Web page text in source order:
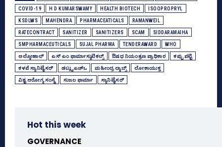
COVID-19 H D KUMARSWAMY HEALTH BIOTECH ISOOPROPRYL
KSDLWS MAHENDRA PHARMACEATICALS RAMANWEIL
RATECONTRACT SANITIZER SANITIZERS SCAM SIDDARAMAIHA
SMPHARMACEUTICALS SUJAL PHARMA TENDERAWARD WHO
ಆಲ್ಕೋಹಾಲ್‌ ಎಸ್‌ ಎಂ ಫಾರ್ಮಾಸ್ಯುಟಿಕಲ್ಸ್‌ ಔಷಧ ನಿಯಂತ್ರಣ ಪ್ರಾಧಿಕಾರ ಕಪ್ಪು ಪಟ್ಟಿ
ಕಳಪೆ ಸ್ಯಾನಿಟೈಸರ್‌ ಡಬ್ಲ್ಯುಎಚ್‌ಒ ಮಹೀಂದ್ರ ಲ್ಯಾಬ್ಸ್‌ ಲೋಕಾಯುಕ್ತ
ವಿಶ್ವ ಆರೋಗ್ಯ ಸಂಸ್ಥೆ ಸುಜಲ ಫಾರ್ಮಾ ಸ್ಯಾನಿಟೈಸರ್‌
Hot this week
GOVERNANCE